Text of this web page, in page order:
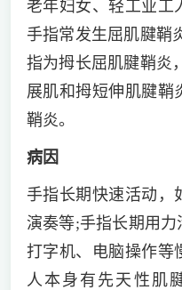
老年妇女、轻工业工
手指常发生屈肌腱鞘
指为拇长屈肌腱鞘炎
展肌和拇短伸肌腱鞘
鞘炎。
病因
手指长期快速活动，
演奏等;手指长期用力
打字机、电脑操作等
人本身有先天性肌